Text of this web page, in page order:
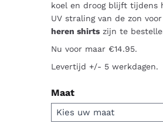
koel en droog blijft tijdens
UV straling van de zon
heren shirtszijn te
Nu voor maar €14.95.
Levertijd +/- 5 werkdagen.
Maat